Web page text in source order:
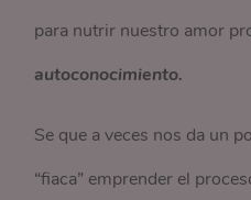
para nutrir nuestro amor
autoconocimiento.
Se que a veces nos da un
“fiaca” emprender el